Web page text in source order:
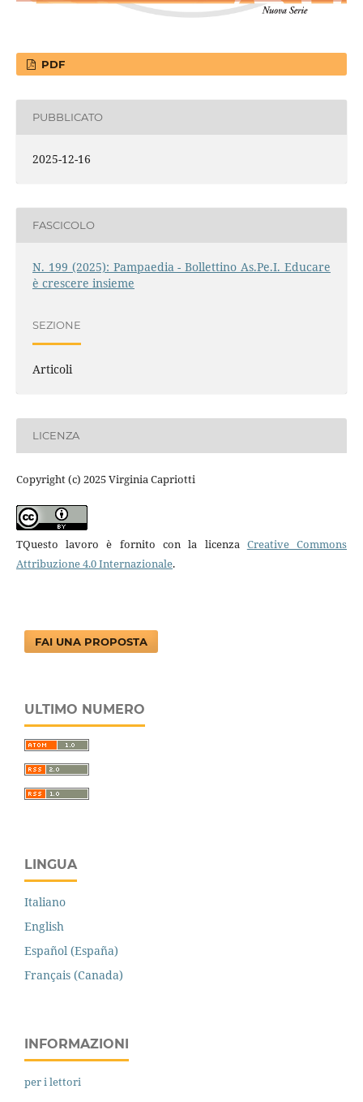
PDF
PUBBLICATO
2025-12-16
FASCICOLO
N. 199 (2025): Pampaedia - Bollettino As.Pe.I. Educare
è crescere insieme
SEZIONE
Articoli
LICENZA
Copyright (c) 2025 Virginia Capriotti
TQuesto lavoro è fornito con la licenza Creative Commons
Attribuzione 4.0 Internazionale.
FAI UNA PROPOSTA
ULTIMO NUMERO
LINGUA
Italiano
English
Español (España)
Français (Canada)
INFORMAZIONI
per i lettori